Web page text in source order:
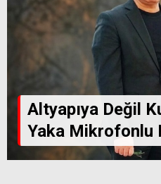
Altyapıya Değil
Yaka Mikrofonlu